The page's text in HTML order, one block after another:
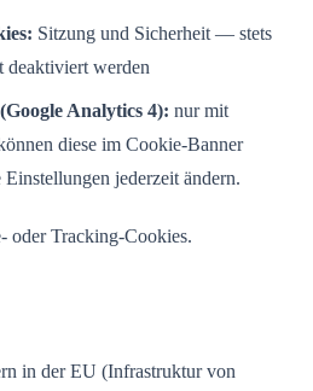
Sitzung und Sicherheit — stets
deaktiviert werden
Analytics 4): nur mit
diese im Cookie-Banner
jederzeit ändern.
oder Tracking-Cookies.
in der EU (Infrastruktur von